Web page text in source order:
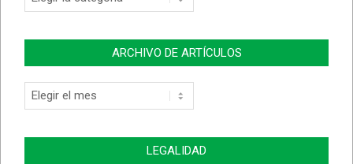
de
ARCHIVO DE ARTÍCULOS
Archivo
de
LEGALIDAD